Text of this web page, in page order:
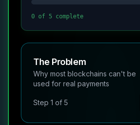
0 of 5 complete
The Problem
Why most blockchains can't be
used for real payments
Step 1 of 5